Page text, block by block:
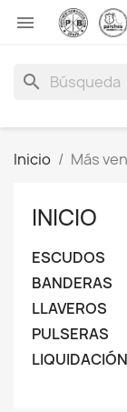

search
Inicio Más
INICIO
ESCUDOS
BANDERAS
LLAVEROS
PULSERAS
LIQUIDACIÓN